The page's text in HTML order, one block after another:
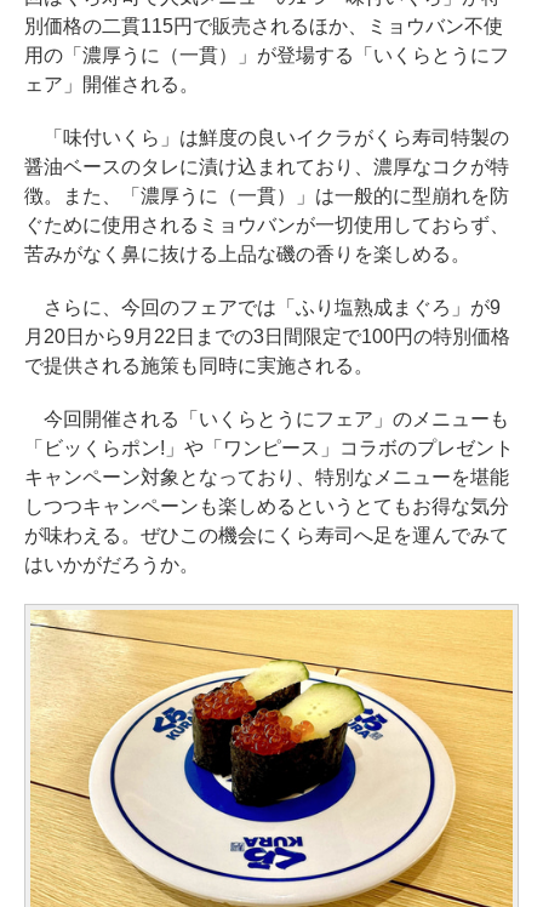
別価格の二貫115円で販売されるほか、ミョウバン不使
用の「濃厚うに（一貫）」が登場する「いくらとうにフ
ェア」開催される。
「味付いくら」は鮮度の良いイクラがくら寿司特製の
醤油ベースのタレに漬け込まれており、濃厚なコクが特
徴。また、「濃厚うに（一貫）」は一般的に型崩れを防
ぐために使用されるミョウバンが一切使用しておらず、
苦みがなく鼻に抜ける上品な磯の香りを楽しめる。
さらに、今回のフェアでは「ふり塩熟成まぐろ」が9
月20日から9月22日までの3日間限定で100円の特別価格
で提供される施策も同時に実施される。
今回開催される「いくらとうにフェア」のメニューも
「ビッくらポン!」や「ワンピース」コラボのプレゼント
キャンペーン対象となっており、特別なメニューを堪能
しつつキャンペーンも楽しめるというとてもお得な気分
が味わえる。ぜひこの機会にくら寿司へ足を運んでみて
はいかがだろうか。